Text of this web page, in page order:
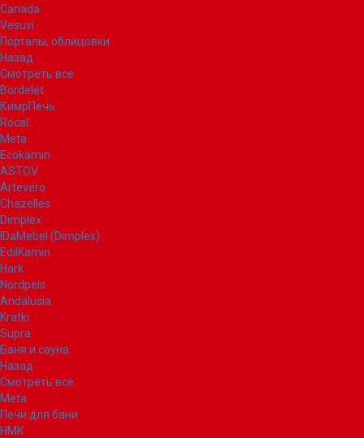
Canada
Vesuvi
Порталы, облицовки
Назад
Смотреть все
Bordelet
КимрПечь
Rocal
Meta
Ecokamin
ASTOV
Artevero
Chazelles
Dimplex
IDaMebel (Dimplex)
EdilKamin
Hark
Nordpeis
Andalusia
Kratki
Supra
Баня и сауна
Назад
Смотреть все
Meta
Печи для бани
НМК